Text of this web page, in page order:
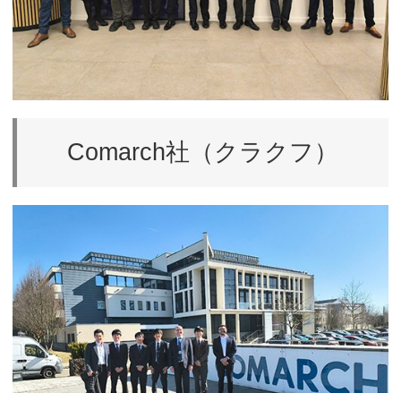
Comarch社（クラクフ）